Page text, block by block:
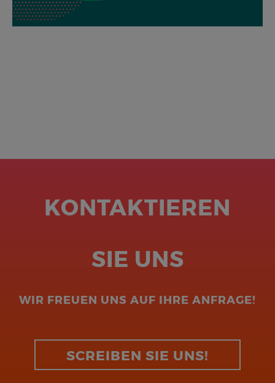
KONTAKTIEREN
SIE UNS
WIR FREUEN UNS AUF IHRE ANFRAGE!
SCREIBEN SIE UNS!